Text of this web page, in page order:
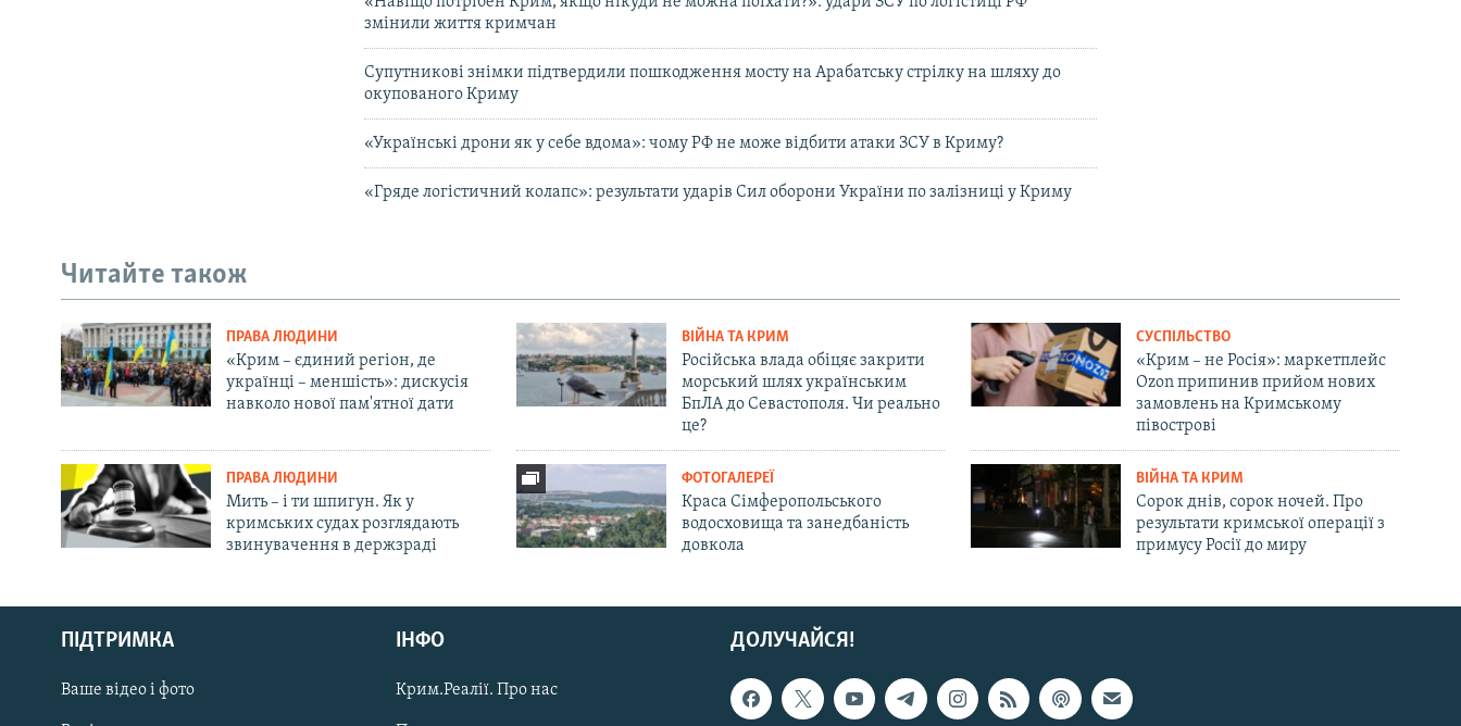
Русский
Qırımtatar
ДОЛУЧАЙСЯ!
змінили життя кримчан
Супутникові знімки підтвердили пошкодження мосту на Арабатську стрілку на шляху до
окупованого Криму
«Українські дрони як у себе вдома»: чому РФ не може відбити атаки ЗСУ в Криму?
«Гряде логістичний колапс»: результати ударів Сил оборони України по залізниці у Криму
Читайте також
ПРАВА ЛЮДИНИ
«Крим – єдиний регіон, де
українці – меншість»: дискусія
навколо нової пам'ятної дати
ВІЙНА ТА КРИМ
Російська влада обіцяє закрити
морський шлях українським
БпЛА до Севастополя. Чи реально
це?
СУСПІЛЬСТВО
«Крим – не Росія»: маркетплейс
Ozon припинив прийом нових
замовлень на Кримському
півострові
ПРАВА ЛЮДИНИ
Мить – і ти шпигун. Як у
кримських судах розглядають
звинувачення в держзраді
ФОТОГАЛЕРЕЇ
Краса Сімферопольського
водосховища та занедбаність
довкола
ВІЙНА ТА КРИМ
Сорок днів, сорок ночей. Про
результати кримської операції з
примусу Росії до миру
ДОЛУЧАЙСЯ!
ПІДТРИМКА
Ваше відео і фото
ІНФО
Крим.Реалії. Про нас